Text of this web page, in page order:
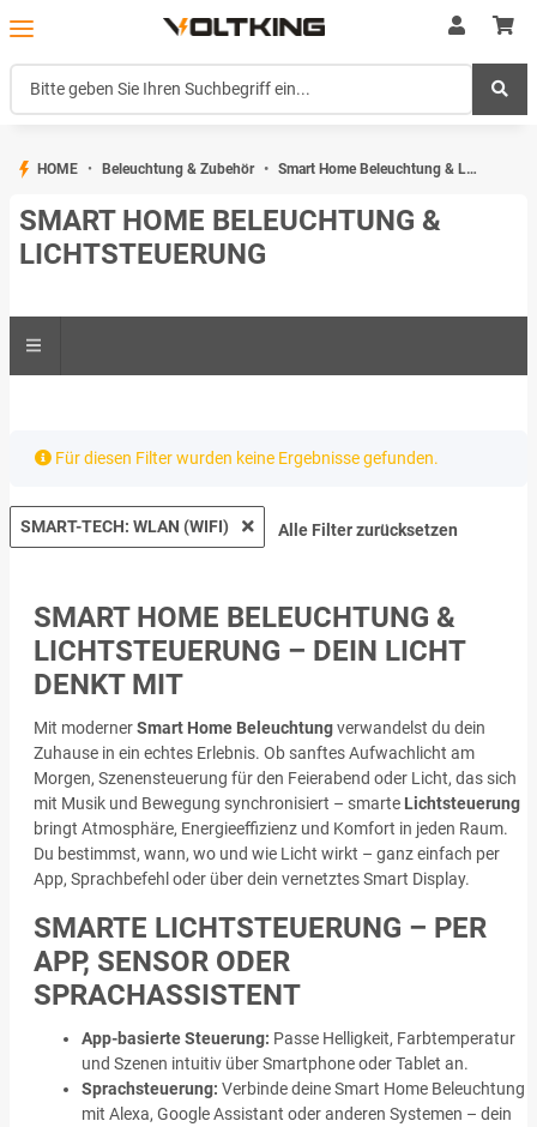
HOME Beleuchtung & Zubehör Smart Home Beleuchtung & Lichtsteuerung
SMART HOME BELEUCHTUNG &
LICHTSTEUERUNG
x Für diesen Filter wurden keine Ergebnisse gefunden.
SMART-TECH: WLAN (WIFI) Alle Filter zurücksetzen
SMART HOME BELEUCHTUNG &
LICHTSTEUERUNG – DEIN LICHT
DENKT MIT
Mit modernerSmart Home Beleuchtungverwandelst du dein
Zuhause in ein echtes Erlebnis. Ob sanftes Aufwachlicht am
Morgen, Szenensteuerung für den Feierabend oder Licht, das sich
mit Musik und Bewegung synchronisiert – smarte Lichtsteuerung
bringt Atmosphäre, Energieeffizienz und Komfort in jeden Raum.
Du bestimmst, wann, wo und wie Licht wirkt – ganz einfach per
App, Sprachbefehl oder über dein vernetztes Smart Display.
SMARTE LICHTSTEUERUNG – PER
APP, SENSOR ODER
SPRACHASSISTENT
App-basierte Steuerung: Passe Helligkeit, Farbtemperatur
und Szenen intuitiv über Smartphone oder Tablet an.
Sprachsteuerung: Verbinde deine Smart Home Beleuchtung
mit Alexa, Google Assistant oder anderen Systemen – dein